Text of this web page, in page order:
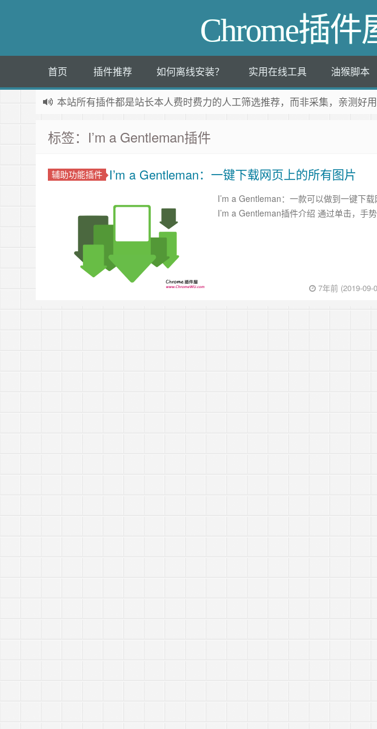
Chrome插件
首页 插件推荐 如何离线安装？ 实用在线工具 油猴脚本
本站所有插件都是站长本人费时费力的人工筛选推荐，而非采集，亲测好
标签：I’m a Gentleman插件
辅助功能插件 I’m a Gentleman：一键下载网页上的所有图片
I’m a Gentleman：一款可以做到一键下
I’m a Gentleman插件介绍 通过单击，
7年前 (2019-09-